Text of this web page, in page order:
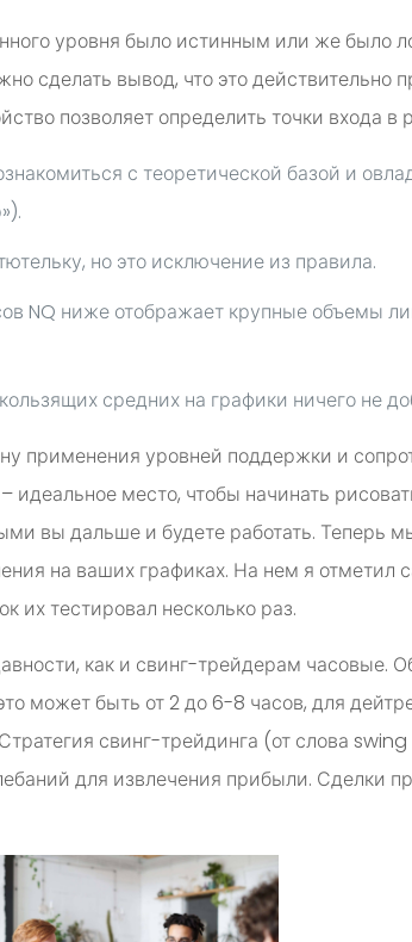
уровня было истинным или же
сделать вывод, что это действительно
позволяет определить точки входа в
с теоретической базой и
но это исключение из правила.
NQ ниже отображает крупные объемы
средних на графики ничего не
применения уровней поддержки и
место, чтобы начинать
вы дальше и будете работать. Теперь
на ваших графиках. На нем я отметил
их тестировал несколько раз.
как и свинг-трейдерам часовые.
может быть от 2 до 6-8 часов, для
свинг-трейдинга (от слова
для извлечения прибыли. Сделки